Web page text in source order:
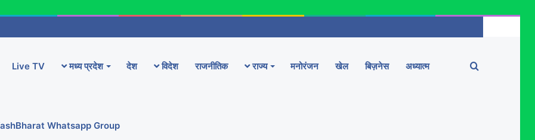
Live TV मध्य प्रदेश देश विदेश राजनीतिक राज्य मनोरंजन खेल बिज़नेस अध्यात्म
Whatsapp Group
Search